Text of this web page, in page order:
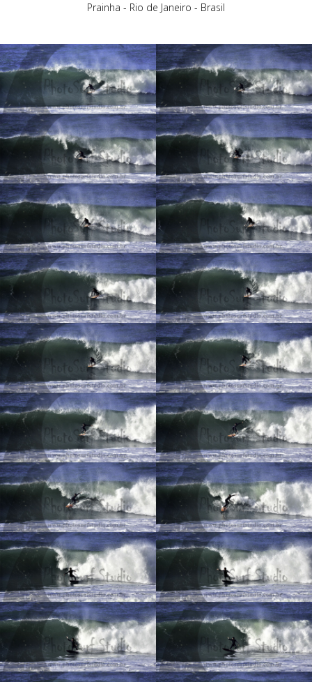
Prainha - Rio de Janeiro - Brasil